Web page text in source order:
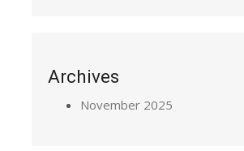
Archives
November 2025